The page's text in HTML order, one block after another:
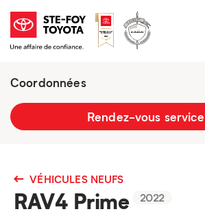
Coordonnées
2777 boulevard du Versant-Nord
Rendez-vous service
VÉHICULES NEUFS
RAV4 Prime 2022